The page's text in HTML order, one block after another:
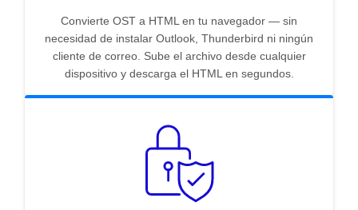
Convierte OST a HTML en tu navegador — sin
necesidad de instalar Outlook, Thunderbird ni ningún
cliente de correo. Sube el archivo desde cualquier
dispositivo y descarga el HTML en segundos.